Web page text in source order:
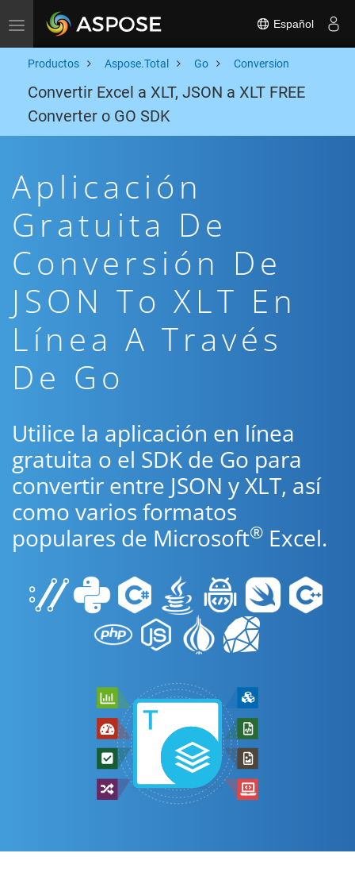
Toggle navigation Español
Productos Aspose.Total Go Conversion
Convertir Excel a XLT, JSON a XLT FREE
Converter o GO SDK
Aplicación
Gratuita De
Conversión De
JSON To XLT En
Línea A Través
De Go
Utilice la aplicación en línea
gratuita o el SDK de Go para
convertir entre JSON y XLT, así
como varios formatos
populares de Microsoft® Excel.